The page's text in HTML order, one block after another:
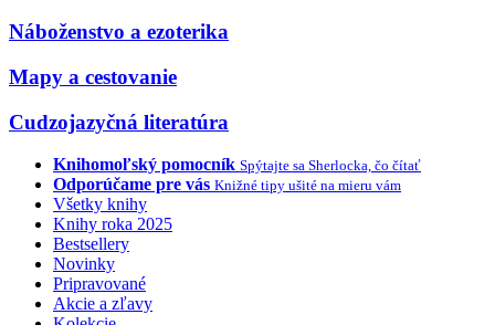
Náboženstvo a ezoterika
Mapy a cestovanie
Cudzojazyčná literatúra
Knihomoľský pomocník Spýtajte sa Sherlocka, čo čítať
Odporúčame pre vás Knižné tipy ušité na mieru vám
Všetky knihy
Knihy roka 2025
Bestsellery
Novinky
Pripravované
Akcie a zľavy